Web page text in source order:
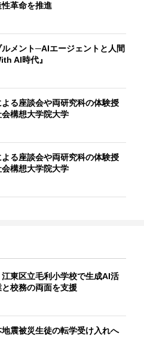
革命を推進
ルメント─AIエージェントと人間
AI時代』
る座談会や両研究科の体験授
構想大学院大学
る座談会や両研究科の体験授
構想大学院大学
東区立毛利小学校で生成AI活
校務の両面を支援
震被災生徒の転学受け入れへ